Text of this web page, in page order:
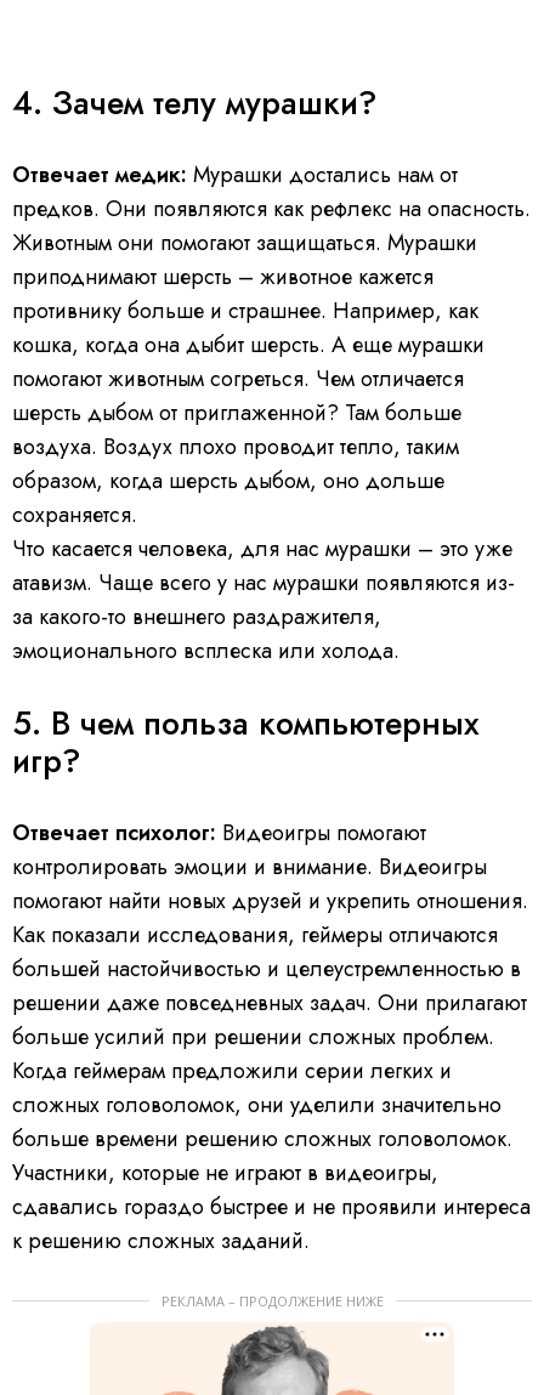
4. Зачем телу мурашки?
Отвечает медик: Мурашки достались нам от
предков. Они появляются как рефлекс на опасность.
Животным они помогают защищаться. Мурашки
приподнимают шерсть – животное кажется
противнику больше и страшнее. Например, как
кошка, когда она дыбит шерсть. А еще мурашки
помогают животным согреться. Чем отличается
шерсть дыбом от приглаженной? Там больше
воздуха. Воздух плохо проводит тепло, таким
образом, когда шерсть дыбом, оно дольше
сохраняется.
Что касается человека, для нас мурашки – это уже
атавизм. Чаще всего у нас мурашки появляются из-
за какого-то внешнего раздражителя,
эмоционального всплеска или холода.
5. В чем польза компьютерных
игр?
Отвечает психолог: Видеоигры помогают
контролировать эмоции и внимание. Видеоигры
помогают найти новых друзей и укрепить отношения.
Как показали исследования, геймеры отличаются
большей настойчивостью и целеустремленностью в
решении даже повседневных задач. Они прилагают
больше усилий при решении сложных проблем.
Когда геймерам предложили серии легких и
сложных головоломок, они уделили значительно
больше времени решению сложных головоломок.
Участники, которые не играют в видеоигры,
сдавались гораздо быстрее и не проявили интереса
к решению сложных заданий.
РЕКЛАМА – ПРОДОЛЖЕНИЕ НИЖЕ